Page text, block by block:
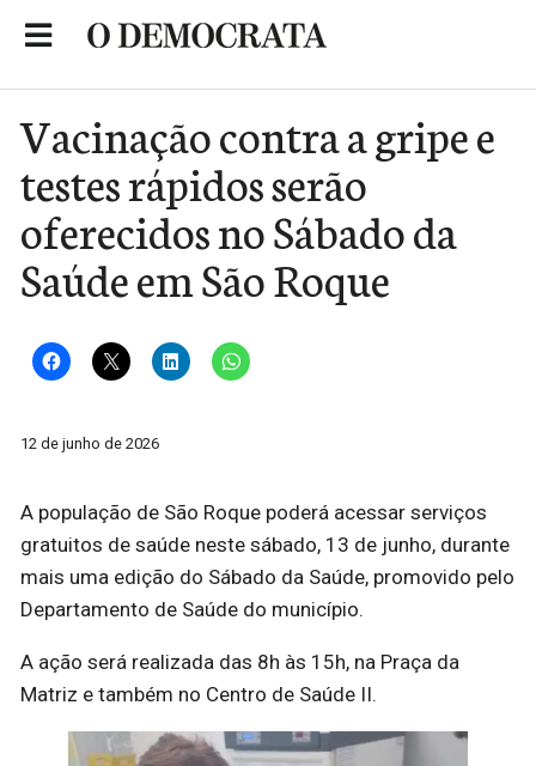
Vacinação contra a gripe e
testes rápidos serão
oferecidos no Sábado da
Saúde em São Roque
12 de junho de 2026
A população de São Roque poderá acessar serviços
gratuitos de saúde neste sábado, 13 de junho, durante
mais uma edição do Sábado da Saúde, promovido pelo
Departamento de Saúde do município.
A ação será realizada das 8h às 15h, na Praça da
Matriz e também no Centro de Saúde II.